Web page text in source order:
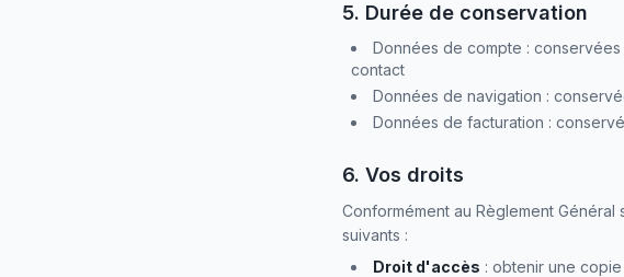
5. Durée de conservation
Données de compte :
contact
Données de navigation :
Données de facturation :
6. Vos droits
Conformément au Règlement
suivants :
Droit d'accès : obtenir une